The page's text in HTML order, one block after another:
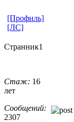
[Профиль]
[ЛС]
Странник1
Стаж: 16
лет
Сообщений:
2307